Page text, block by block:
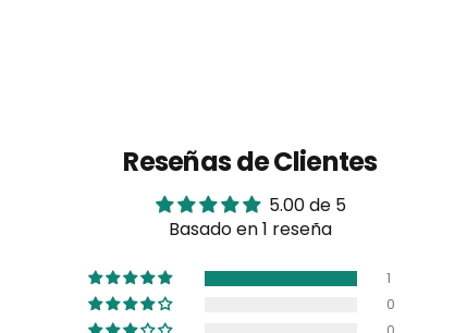
Reseñas de Clientes
5.00 de 5
Basado en 1 reseña
1
0